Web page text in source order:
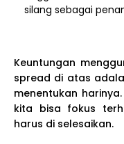
silang sebagai
Keuntungan
spread di atas
menentukan
kita bisa fokus
harus di selesaikan.